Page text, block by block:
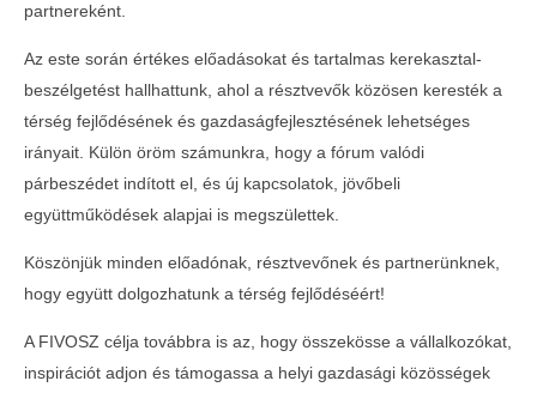
MOST NÉZED
Fejlődés. Innováció. Kapcsolatok. – Ilyen
volt a Gazdasági Fórum Pellérd
05-26
05-26
partnereként.
Az este során értékes előadásokat és tartalmas kerekasztal-
beszélgetést hallhattunk, ahol a résztvevők közösen keresték a
térség fejlődésének és gazdaságfejlesztésének lehetséges
irányait. Külön öröm számunkra, hogy a fórum valódi
párbeszédet indított el, és új kapcsolatok, jövőbeli
együttműködések alapjai is megszülettek.
Köszönjük minden előadónak, résztvevőnek és partnerünknek,
hogy együtt dolgozhatunk a térség fejlődéséért!
A FIVOSZ célja továbbra is az, hogy összekösse a vállalkozókat,
inspirációt adjon és támogassa a helyi gazdasági közösségek